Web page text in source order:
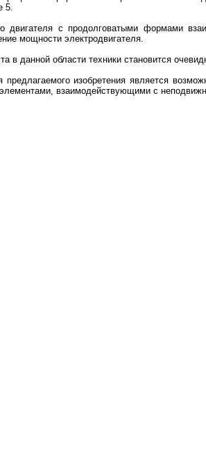
5.
двигателя с продолговатыми формами
мощности электродвигателя.
в данной области техники становится
изобретения является
взаимодействующими с